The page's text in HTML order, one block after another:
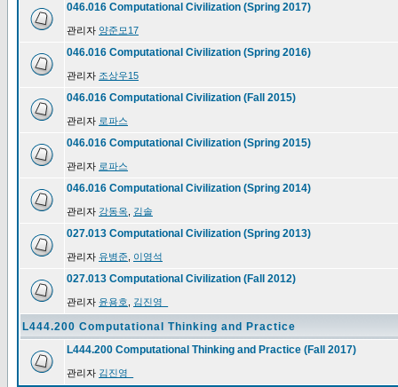
046.016 Computational Civilization (Spring 2017)
관리자 양준모17
046.016 Computational Civilization (Spring 2016)
관리자 조상우15
046.016 Computational Civilization (Fall 2015)
관리자 로파스
046.016 Computational Civilization (Spring 2015)
관리자 로파스
046.016 Computational Civilization (Spring 2014)
관리자 강동옥 김솔
027.013 Computational Civilization (Spring 2013)
관리자 유병준 이영석
027.013 Computational Civilization (Fall 2012)
관리자 윤용호 김진영_
L444.200 Computational Thinking and Practice
L444.200 Computational Thinking and Practice (Fall 2017)
관리자 김진영_